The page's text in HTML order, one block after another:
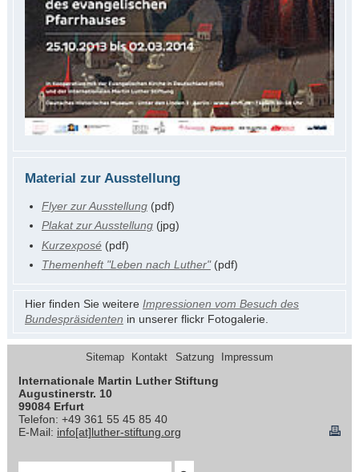
Material zur Ausstellung
Flyer zur Ausstellung(pdf)
Plakat zur Ausstellung(jpg)
Kurzexposé(pdf)
Themenheft "Leben nach Luther"(pdf)
Hier finden Sie weitere Impressionen vom Besuch des
Bundespräsidenten in unserer flickr Fotogalerie.
Sitemap Kontakt Satzung Impressum
Internationale Martin Luther Stiftung
Augustinerstr. 10
99084 Erfurt
Telefon: +49 361 55 45 85 40
E-Mail: info[at]luther-stiftung.org